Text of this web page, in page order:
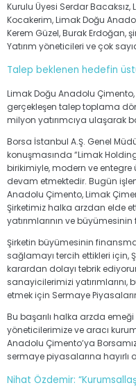
Kurulu Üyesi Serdar Bacaksız,
Kocakerim, Limak Doğu
Kerem Güzel, Burak Erdoğan,
Yatırım yöneticileri ve çok
Talep beklenen hedefin
Limak Doğu Anadolu
gerçekleşen talep toplama
milyon yatırımcıya ulaşarak
Borsa İstanbul A.Ş. Genel
konuşmasında “Limak
birikimiyle, modern ve
devam etmektedir. Bugün
Anadolu Çimento, Limak
Şirketimiz halka arzdan elde
yatırımlarının ve
Şirketin büyümesinin
sağlamayı tercih ettikleri için,
karardan dolayı tebrik
sanayicilerimizi yatırımlarını,
etmek için Sermaye
Bu başarılı halka arzda
yöneticilerimize ve aracı
Anadolu Çimento’ya
sermaye piyasalarına hayırlı
Nihat Özdemir: